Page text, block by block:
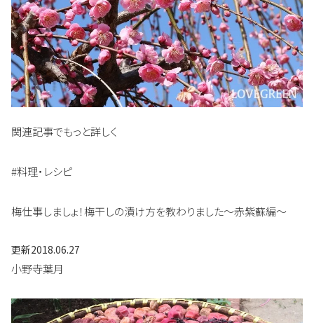
関連記事でもっと詳しく
#料理・レシピ
梅仕事しましょ！梅干しの漬け方を教わりました～赤紫蘇編～
更新2018.06.27
小野寺葉月